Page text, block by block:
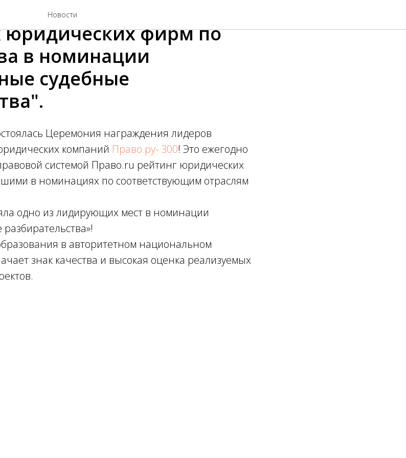
НовостиА1 включена в
юридических фирм по
в номинации
судебные
Церемония награждения лидеров
компаний Право.ру- 300! Это ежегодно
системой Право.ru рейтинг юридических
в номинациях по соответствующим отраслям
одно из лидирующих мест в номинации
в авторитетном национальном
знак качества и высокая оценка реализуемых